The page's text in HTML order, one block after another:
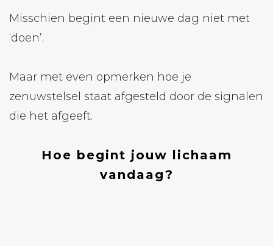
Misschien begint een nieuwe dag niet met
‘doen’.
Maar met even opmerken hoe je
zenuwstelsel staat afgesteld door de signalen
die het afgeeft.
Hoe begint jouw lichaam
vandaag?